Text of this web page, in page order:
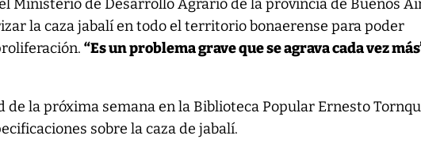
Ministerio de Desarrollo Agrario de la provincia de Buenos
la caza jabalí en todo el territorio bonaerense para poder
“Es un problema grave que se agrava cada vez
de la próxima semana en la Biblioteca Popular Ernesto
sobre la caza de jabalí.